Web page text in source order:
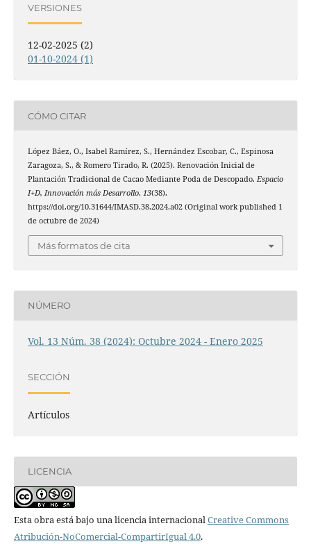
VERSIONES
12-02-2025 (2)
01-10-2024 (1)
CÓMO CITAR
López Báez, O., Isabel Ramírez, S., Hernández Escobar, C., Espinosa
Zaragoza, S., & Romero Tirado, R. (2025). Renovación Inicial de
Plantación Tradicional de Cacao Mediante Poda de Descopado. Espacio
I+D, Innovación más Desarrollo, 13(38).
https://doi.org/10.31644/IMASD.38.2024.a02 (Original work published 1
de octubre de 2024)
Más formatos de cita
NÚMERO
Vol. 13 Núm. 38 (2024): Octubre 2024 - Enero 2025
SECCIÓN
Artículos
LICENCIA
Esta obra está bajo una licencia internacionalCreative Commons
Atribución-NoComercial-CompartirIgual 4.0.